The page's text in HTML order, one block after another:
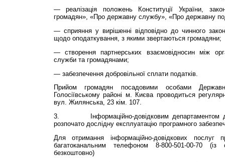
— реалізація положень Конституції України,
громадян», «Про державну службу», «Про державну
— сприяння у вирішенні відповідно до чинного
щодо оподаткування, з якими звертаються громадяни;
— створення партнерських взаємовідносин між
служби та громадянами;
— забезпечення добровільної сплати податків.
Прийом громадян посадовими особами
Голосіївському районі м. Києва проводиться
вул. Жилянська, 23 кім. 107.
3. Інформаційно-довідковим департаментом
розпочато дослідну експлуатацію програмного
Для отримання інформаційно-довідкових
багатоканальним телефоном 8-800-501-00-70
безкоштовно)